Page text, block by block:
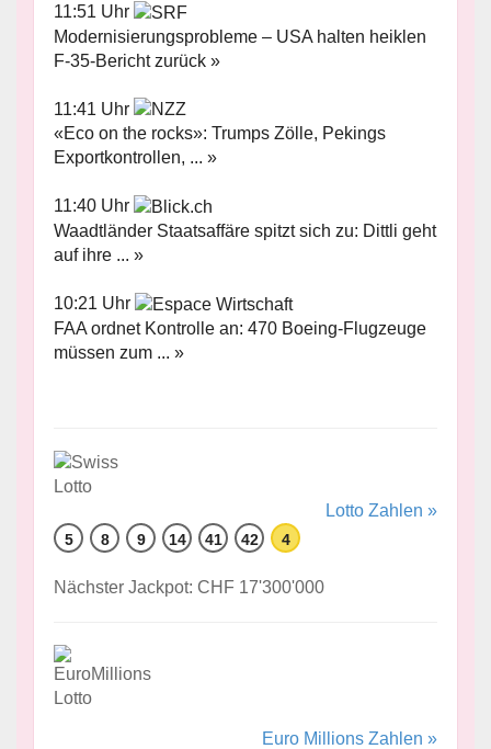
11:51 Uhr
Modernisierungsprobleme – USA halten heiklen
F-35-Bericht zurück »
11:41 Uhr
«Eco on the rocks»: Trumps Zölle, Pekings
Exportkontrollen, ... »
11:40 Uhr
Waadtländer Staatsaffäre spitzt sich zu: Dittli geht
auf ihre ... »
10:21 Uhr
FAA ordnet Kontrolle an: 470 Boeing-Flugzeuge
müssen zum ... »
Lotto Zahlen »
5 8 9 14 41 42 4
Nächster Jackpot: CHF 17'300'000
Euro Millions Zahlen »